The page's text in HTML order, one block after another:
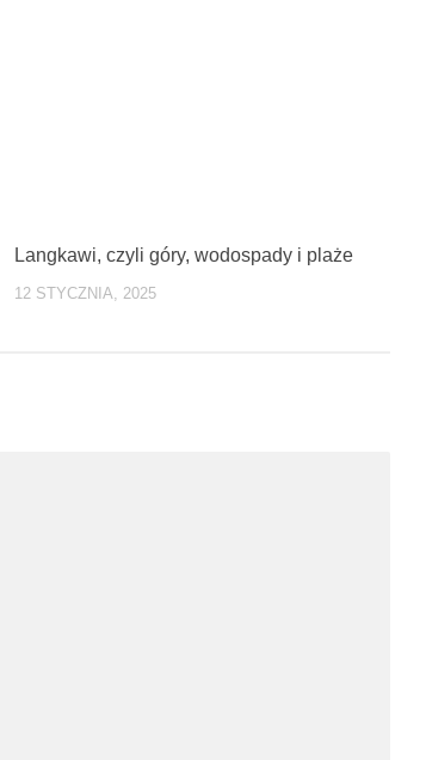
Langkawi, czyli góry, wodospady i plaże
12 STYCZNIA, 2025